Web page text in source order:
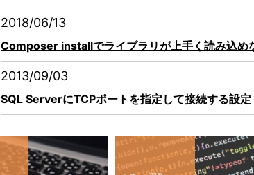
2018/06/13
Composer installでライブラリが上手く読み込め
2013/09/03
SQL ServerにTCPポートを指定して接続する設定